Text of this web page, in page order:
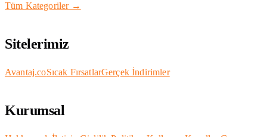
Tüm Kategoriler →
Sitelerimiz
Avantaj.coSıcak FırsatlarGerçek İndirimler
Kurumsal